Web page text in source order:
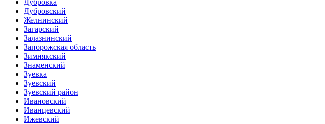
Дубровка
Дубровский
Желнинский
Загарский
Залазнинский
Запорожская область
Зимнякский
Знаменский
Зуевка
Зуевский
Зуевский район
Ивановский
Иванцевский
Ижевский